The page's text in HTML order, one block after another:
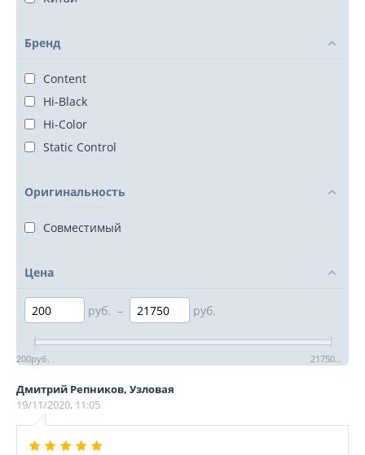
Бренд
Content
Hi-Black
Hi-Color
Static Control
Оригинальность
Совместимый
Цена
руб. – руб.
200руб. 21750руб.
Дмитрий Репников, Узловая
19/11/2020, 11:05